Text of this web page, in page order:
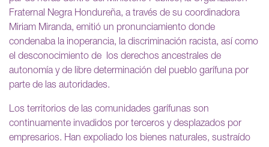
Fraternal Negra Hondureña, a través de su coordinadora
Miriam Miranda, emitió un pronunciamiento donde
condenaba la inoperancia, la discriminación racista, así como
el desconocimiento de los derechos ancestrales de
autonomía y de libre determinación del pueblo garífuna por
parte de las autoridades.
Los territorios de las comunidades garífunas son
continuamente invadidos por terceros y desplazados por
empresarios. Han expoliado los bienes naturales, sustraído